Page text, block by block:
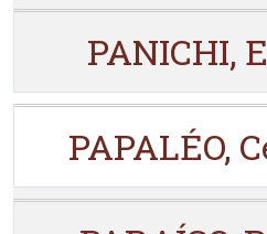
PANICHI,
PAPALÉO,